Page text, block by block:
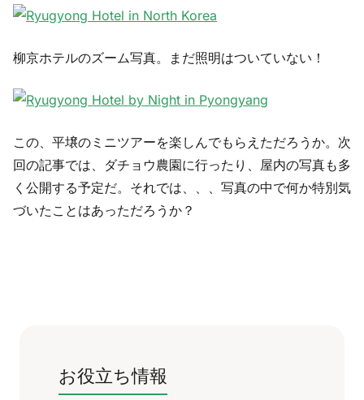
柳京ホテルのズーム写真。まだ照明はついていない！
この、平壌のミニツアーを楽しんでもらえただろうか。次
回の記事では、ダチョウ農園に行ったり、屋内の写真も多
く公開する予定だ。それでは、、、写真の中で何か特別気
づいたことはあっただろうか？
お役立ち情報